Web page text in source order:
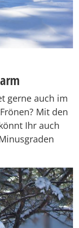
gerne auch im
Mit den
Ihr auch